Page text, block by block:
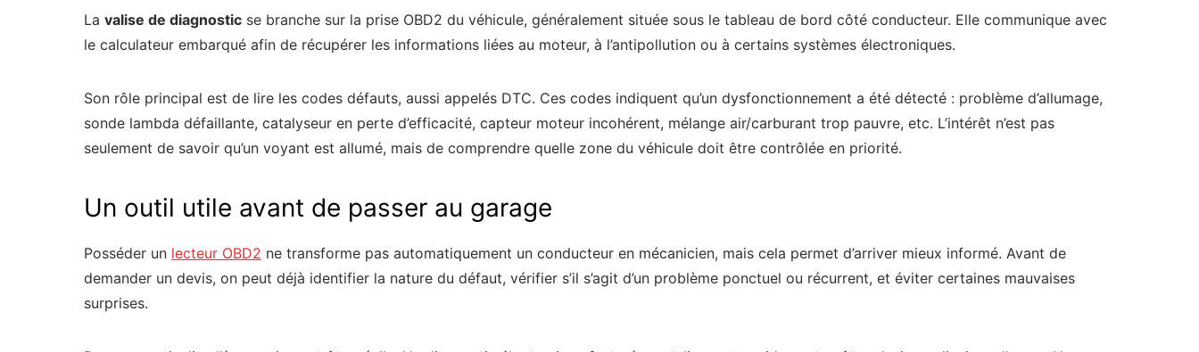
La valise de diagnostic se branche sur la prise OBD2 du véhicule, généralement située sous le tableau de bord côté conducteur. Elle communique avec
le calculateur embarqué afin de récupérer les informations liées au moteur, à l’antipollution ou à certains systèmes électroniques.
Son rôle principal est de lire les codes défauts, aussi appelés DTC. Ces codes indiquent qu’un dysfonctionnement a été détecté : problème d’allumage,
sonde lambda défaillante, catalyseur en perte d’efficacité, capteur moteur incohérent, mélange air/carburant trop pauvre, etc. L’intérêt n’est pas
seulement de savoir qu’un voyant est allumé, mais de comprendre quelle zone du véhicule doit être contrôlée en priorité.
Un outil utile avant de passer au garage
Posséder un lecteur OBD2 ne transforme pas automatiquement un conducteur en mécanicien, mais cela permet d’arriver mieux informé. Avant de
demander un devis, on peut déjà identifier la nature du défaut, vérifier s’il s’agit d’un problème ponctuel ou récurrent, et éviter certaines mauvaises
surprises.